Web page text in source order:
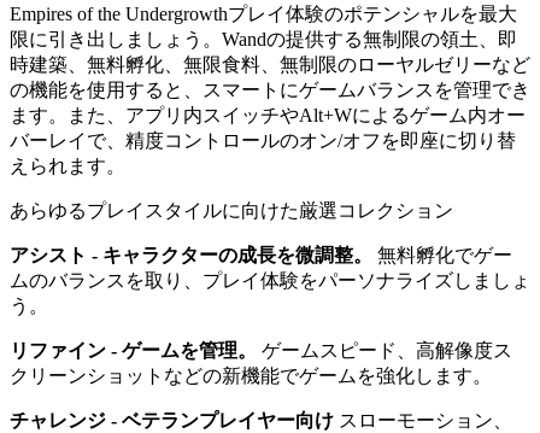
Empires of the Undergrowthプレイ体験のポテンシャルを最大
限に引き出しましょう。Wandの提供する無制限の領土、即
時建築、無料孵化、無限食料、無制限のローヤルゼリーなど
の機能を使用すると、スマートにゲームバランスを管理でき
ます。また、アプリ内スイッチやAlt+Wによるゲーム内オー
バーレイで、精度コントロールのオン/オフを即座に切り替
えられます。
あらゆるプレイスタイルに向けた厳選コレクション
アシスト - キャラクターの成長を微調整。
無料孵化でゲー
ムのバランスを取り、プレイ体験をパーソナライズしましょ
う。
リファイン - ゲームを管理。
ゲームスピード、高解像度ス
クリーンショットなどの新機能でゲームを強化します。
チャレンジ - ベテランプレイヤー向け スローモーション、